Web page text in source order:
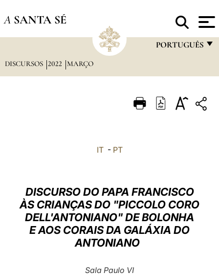
A SANTA SÉ
PORTUGUÊS
ITALIANO
العربيّة
中文
LATINE
DISCURSOS 2022 MARÇO
IT- PT
DISCURSO DO PAPA FRANCISCO
ÀS CRIANÇAS DO "PICCOLO CORO
DELL'ANTONIANO" DE BOLONHA
E AOS CORAIS DA GALÁXIA DO
ANTONIANO
Sala Paulo VI